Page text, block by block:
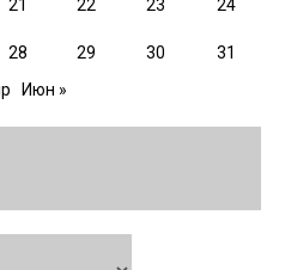
21 22 23 24
28 29 30
31
Июн »